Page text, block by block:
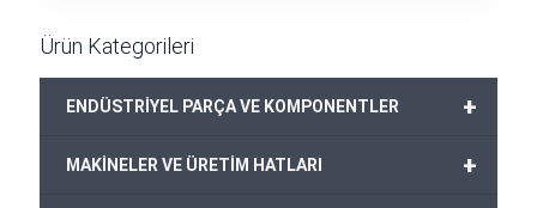
Ürün Kategorileri
+
ENDÜSTRİYEL PARÇA VE KOMPONENTLER
+
MAKİNELER VE ÜRETİM HATLARI